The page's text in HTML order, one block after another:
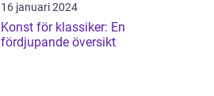
16 januari 2024
Konst för klassiker: En
fördjupande översikt